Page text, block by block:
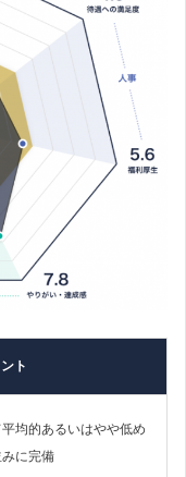
ト
均的あるいはやや低め
に完備